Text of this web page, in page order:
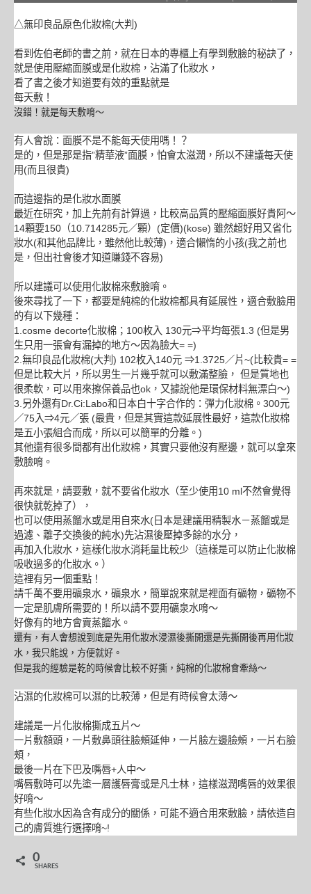
△無印良品原色化妝棉(大判)
看到佐伯老師的書之前，就在日本的專櫃上有學到敷臉的秘訣了，
就是使用壓縮面膜或是化妝棉，沾滿了化妝水，
看了書之後才知道要有效的重點就是
每天敷！
沒錯！就是每天敷唷～
有人會說：面膜不是不能每天使用嗎！？
是的，但是那是指”精華液”面膜，怕會太滋潤，所以不建議每天使
用(而且很貴)
而這邊指的是化妝水面膜
最近在研究，加上先前有計算過，比較高品質的壓縮面膜好貴阿～
14顆要150（10.714285元／顆）(定價)(kose) 雖然超好用又省化
妝水(和其他品牌比，雖然他比較薄)，適合懶惰的小孩(我之前也
是，但出社會後才知道賺錢不容易)
所以建議可以使用化妝棉來敷臉唷。
後來尋找了一下，都要是純棉的化妝棉都具有延展性，適合敷臉用
的有以下幾種：
1.cosme decorte化妝棉；100枚入 130元⇒平均每張1.3 (但是男
生只用一張會有漏掉的地方～因為臉大= =)
2.無印良品化妝棉(大判) 102枚入140元 ⇒1.3725／片~(比較貴= =
但是比較大片，所以男生一片幾乎就可以敷滿整臉， 但是質地也
很柔軟，可以用來擦保養品也ok，又據說他是環保材料無漂白～)
3.另外還有Dr.Ci:Labo和日本白十字合作的：彈力化妝棉。300元
／75入⇒4元／張 (最貴，但是其實這款延展性最好，這款化妝棉
是五小張組合而成，所以可以簡單的分離。)
其他還有很多間都有出化妝棉，其實只要他沒有壓邊，就可以拿來
敷臉唷。
再來就是，請要敷，就不要省化妝水（至少使用10 ml不然會覺得
很快就乾掉了），
也可以使用蒸餾水或是用自來水(日本是建議用精製水－蒸餾或是
過濾、離子交換後的純水)先沾濕後壓掉多餘的水分，
再加入化妝水，這樣化妝水消耗量比較少（這樣是可以防止化妝棉
吸收過多的化妝水。）
這裡有另一個重點！
請千萬不要用礦泉水，礦泉水，簡單說來就是裡面有礦物，礦物不
一定是肌膚所需要的！所以請不要用礦泉水唷～
好像有的地方會賣蒸餾水。
還有，有人會想說到底是先用化妝水浸濕後撕開還是先撕開後再用化妝
水，我只能說，方便就好。
但是我的經驗是乾的時候會比較不好撕，純棉的化妝棉會牽絲～
沾濕的化妝棉可以濕的比較薄，但是有時候會太薄～
建議是一片化妝棉撕成五片～
一片敷額頭，一片敷鼻頭往臉頰延伸，一片臉左邊臉頰，一片右臉
頰，
最後一片在下巴及嘴唇+人中～
嘴唇敷時可以先塗一層護唇膏或是凡士林，這樣滋潤嘴唇的效果很
好唷～
有些化妝水因為含有成分的關係，可能不適合用來敷臉，請依造自
己的膚質進行選擇唷~!
0
SHARES